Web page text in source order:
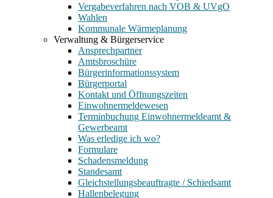
Vergabeverfahren nach VOB & UVgO
Wahlen
Kommunale Wärmeplanung
Verwaltung & Bürgerservice
Ansprechpartner
Amtsbroschüre
Bürgerinformationssystem
Bürgerportal
Kontakt und Öffnungszeiten
Einwohnermeldewesen
Terminbuchung Einwohnermeldeamt &
Gewerbeamt
Was erledige ich wo?
Formulare
Schadensmeldung
Standesamt
Gleichstellungsbeauftragte / Schiedsamt
Hallenbelegung